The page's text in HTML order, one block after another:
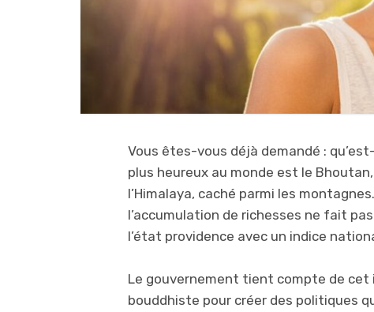
Vous êtes-vous déjà demandé :
plus heureux au monde est le
l’Himalaya, caché parmi les
l’accumulation de richesses ne fait
l’état providence avec un indice
Le gouvernement tient compte de
bouddhiste pour créer des politiques